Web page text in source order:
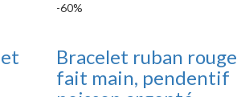
-60%
Bracelet ruban rouge
fait main, pendentif